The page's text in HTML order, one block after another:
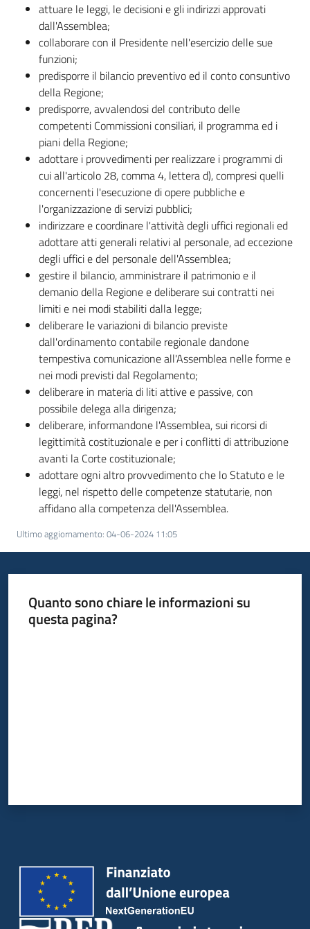
attuare le leggi, le decisioni e gli indirizzi approvati
dall'Assemblea;
collaborare con il Presidente nell'esercizio delle sue
funzioni;
predisporre il bilancio preventivo ed il conto consuntivo
della Regione;
predisporre, avvalendosi del contributo delle
competenti Commissioni consiliari, il programma ed i
piani della Regione;
adottare i provvedimenti per realizzare i programmi di
cui all'articolo 28, comma 4, lettera d), compresi quelli
concernenti l'esecuzione di opere pubbliche e
l'organizzazione di servizi pubblici;
indirizzare e coordinare l'attività degli uffici regionali ed
adottare atti generali relativi al personale, ad eccezione
degli uffici e del personale dell'Assemblea;
gestire il bilancio, amministrare il patrimonio e il
demanio della Regione e deliberare sui contratti nei
limiti e nei modi stabiliti dalla legge;
deliberare le variazioni di bilancio previste
dall'ordinamento contabile regionale dandone
tempestiva comunicazione all'Assemblea nelle forme e
nei modi previsti dal Regolamento;
deliberare in materia di liti attive e passive, con
possibile delega alla dirigenza;
deliberare, informandone l'Assemblea, sui ricorsi di
legittimità costituzionale e per i conflitti di attribuzione
avanti la Corte costituzionale;
adottare ogni altro provvedimento che lo Statuto e le
leggi, nel rispetto delle competenze statutarie, non
affidano alla competenza dell'Assemblea.
Ultimo aggiornamento: 04-06-2024 11:05
Quanto sono chiare le informazioni su
questa pagina?